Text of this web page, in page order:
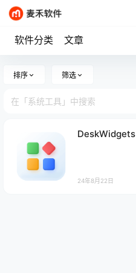
软件分类 文章
排序 筛选
DeskWidgets
24年8月22日